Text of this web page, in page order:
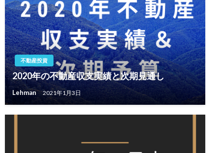
ン
不動産投資
2020年の不動産収支実績と次期見通し
Lehman 2021年1月3日